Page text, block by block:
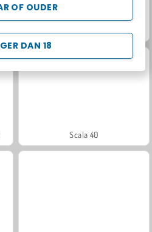
DAN 18
OF OUDER
Scala 40